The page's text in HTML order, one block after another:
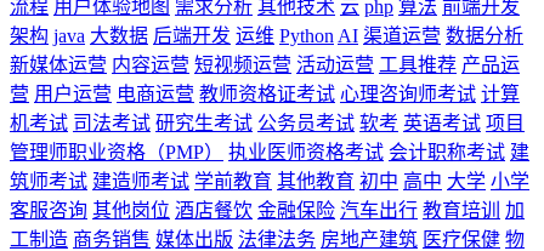
流程 用户体验地图 需求分析 其他技术 云 php 算法 前端开发
架构 java 大数据 后端开发 运维 Python AI 渠道运营 数据分析
新媒体运营 内容运营 短视频运营 活动运营 工具推荐 产品运
营 用户运营 电商运营 教师资格证考试 心理咨询师考试 计算
机考试 司法考试 研究生考试 公务员考试 软考 英语考试 项目
管理师职业资格（PMP）
执业医师资格考试 会计职称考试 建
筑师考试 建造师考试 学前教育 其他教育 初中 高中 大学 小学
客服咨询 其他岗位 酒店餐饮 金融保险 汽车出行 教育培训
加
工制造 商务销售 媒体出版 法律法务 房地产建筑 医疗保健 物